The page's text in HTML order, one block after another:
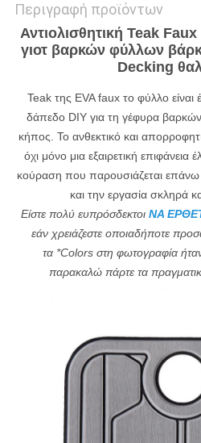
Περιγραφή προϊόντων
Αντιολισθητική Teak
γιοτ βαρκών φύλλων
Decking
Teak της EVA faux το φύλλο είναι
δάπεδο DIY για τη γέφυρα βαρκών
κήπος. Το ανθεκτικό και
όχι μόνο μια εξαιρετική επιφάνεια
κούραση που παρουσιάζεται
και την εργασία σκληρά
Είστε πολύ ευπρόσδεκτοι ΝΑ
εάν χρειάζεστε οποιαδήποτε
τα *Colors στη φωτογραφία
παρακαλώ πάρτε τα